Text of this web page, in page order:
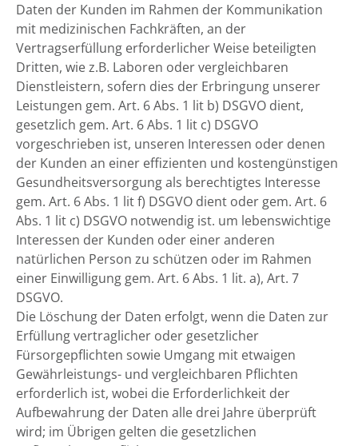
Daten der Kunden im Rahmen der Kommunikation
mit medizinischen Fachkräften, an der
Vertragserfüllung erforderlicher Weise beteiligten
Dritten, wie z.B. Laboren oder vergleichbaren
Dienstleistern, sofern dies der Erbringung unserer
Leistungen gem. Art. 6 Abs. 1 lit b) DSGVO dient,
gesetzlich gem. Art. 6 Abs. 1 lit c) DSGVO
vorgeschrieben ist, unseren Interessen oder denen
der Kunden an einer effizienten und kostengünstigen
Gesundheitsversorgung als berechtigtes Interesse
gem. Art. 6 Abs. 1 lit f) DSGVO dient oder gem. Art. 6
Abs. 1 lit c) DSGVO notwendig ist. um lebenswichtige
Interessen der Kunden oder einer anderen
natürlichen Person zu schützen oder im Rahmen
einer Einwilligung gem. Art. 6 Abs. 1 lit. a), Art. 7
DSGVO.
Die Löschung der Daten erfolgt, wenn die Daten zur
Erfüllung vertraglicher oder gesetzlicher
Fürsorgepflichten sowie Umgang mit etwaigen
Gewährleistungs- und vergleichbaren Pflichten
erforderlich ist, wobei die Erforderlichkeit der
Aufbewahrung der Daten alle drei Jahre überprüft
wird; im Übrigen gelten die gesetzlichen